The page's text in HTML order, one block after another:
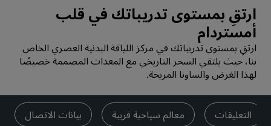
ارتقِ بمستوى تدريباتك في قلب
أمستردام
ارتقِ بمستوى تدريباتك في مركز اللياقة البدنية العصري الخاص
بنا، حيث يلتقي السحر التاريخي مع المعدات المصممة خصيصًا
لهذا الغرض والساونا المريحة.
التعليقات معالم سياحية قريبة بيانات الاتصال